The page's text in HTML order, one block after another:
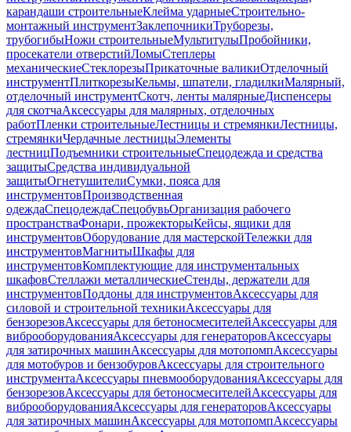
карандаши строительныеКлейма ударныеСтроительно-
монтажный инструментЗаклепочникиТруборезы,
трубогибыНожи строительныеМультитулыПробойники,
просекатели отверстийЛомыСтеплеры
механическиеСтеклорезыПрикаточные валикиОтделочный
инструментПлиткорезыКельмы, шпатели, гладилкиМалярный,
отделочный инструментСкотч, ленты малярныеДиспенсеры
для скотчаАксессуары для малярных, отделочных
работПленки строительныеЛестницы и стремянкиЛестницы,
стремянкиЧердачные лестницыЭлементы
лестницПодъемники строительныеСпецодежда и средства
защитыСредства индивидуальной
защитыОгнетушителиСумки, пояса для
инструментовПроизводственная
одеждаСпецодеждаСпецобувьОрганизация рабочего
пространстваФонари, прожекторыКейсы, ящики для
инструментовОборудование для мастерскойТележки для
инструментовМагнитыШкафы для
инструментовКомплектующие для инструментальных
шкафовСтеллажи металлическиеСтенды, держатели для
инструментовПоддоны для инструментовАксессуары для
силовой и строительной техникиАксессуары для
бензорезовАксессуары для бетоносмесителейАксессуары для
виброоборудованияАксессуары для генераторовАксессуары
для затирочных машинАксессуары для мотопомпАксессуары
для мотобуров и бензобуровАксессуары для строительного
инструментаАксессуары пневмооборудованияАксессуары для
бензорезовАксессуары для бетоносмесителейАксессуары для
виброоборудованияАксессуары для генераторовАксессуары
для затирочных машинАксессуары для мотопомпАксессуары